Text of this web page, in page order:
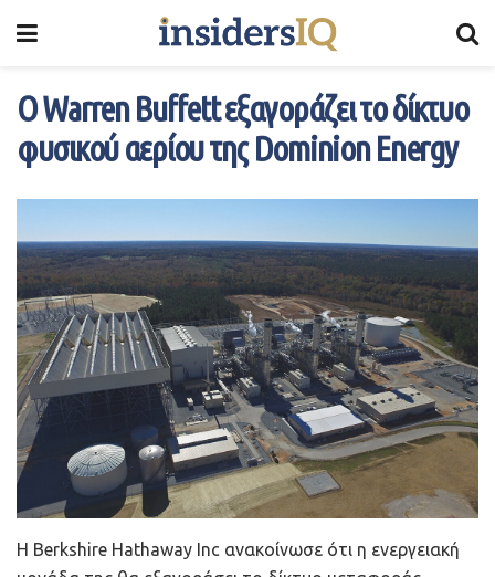
Ο Warren Buffett εξαγοράζει το δίκτυο
φυσικού αερίου της Dominion Energy
Η Berkshire Hathaway Inc ανακοίνωσε ότι η ενεργειακή